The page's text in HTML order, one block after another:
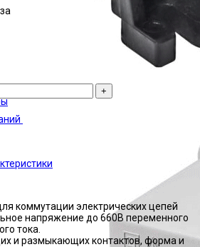
коммутации электрических цепей
напряжение до 660В переменного
тока.
и размыкающих контактов, форма и